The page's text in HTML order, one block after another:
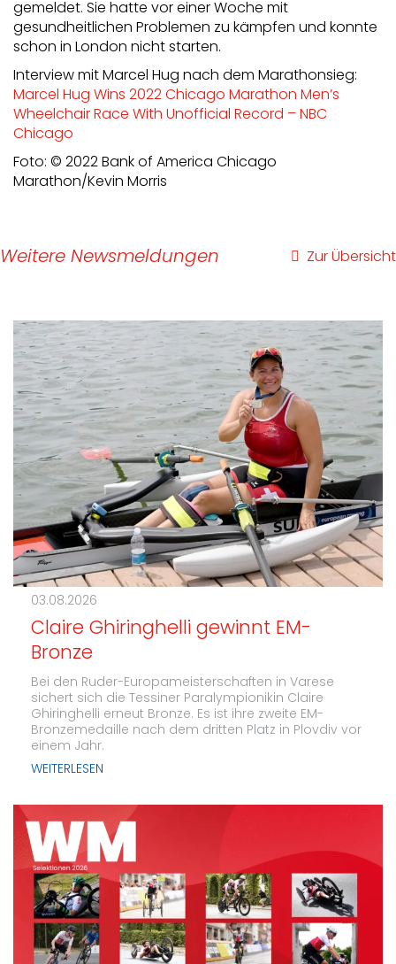
gemeldet. Sie hatte vor einer Woche mit
gesundheitlichen Problemen zu kämpfen und konnte
schon in London nicht starten.
Interview mit Marcel Hug nach dem Marathonsieg:
Marcel Hug Wins 2022 Chicago Marathon Men’s
Wheelchair Race With Unofficial Record – NBC
Chicago
Foto: © 2022 Bank of America Chicago
Marathon/Kevin Morris
Zur Übersicht
Weitere Newsmeldungen
03.08.2026
Claire Ghiringhelli gewinnt EM-
Bronze
Bei den Ruder-Europameisterschaften in Varese
sichert sich die Tessiner Paralympionikin Claire
Ghiringhelli erneut Bronze. Es ist ihre zweite EM-
Bronzemedaille nach dem dritten Platz in Plovdiv vor
einem Jahr.
WEITERLESEN